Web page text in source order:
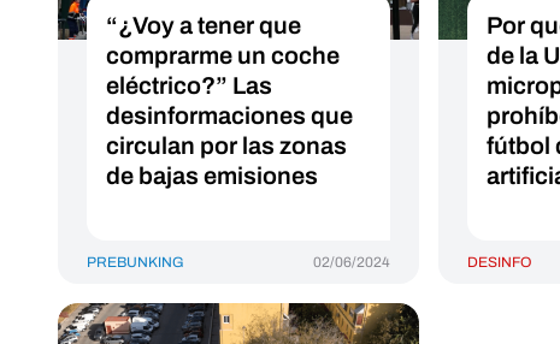
“¿Voy a tener que
comprarme un coche
eléctrico?” Las
desinformaciones que
circulan por las zonas
de bajas emisiones
PREBUNKING 02/06/2024
Por
de la
fútbol
DESINFO